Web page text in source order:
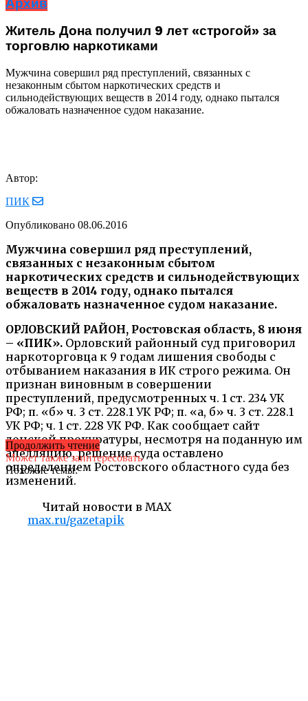
Архив
Житель Дона получил 9 лет «строгой» за
торговлю наркотиками
Мужчина совершил ряд преступлений, связанных с
незаконным сбытом наркотических средств и
сильнодействующих веществ в 2014 году, однако пытался
обжаловать назначенное судом наказание.
Автор:
ПИК
Опубликовано 08.06.2016
Мужчина совершил ряд преступлений,
связанных с незаконным сбытом
наркотических средств и сильнодействующих
веществ в 2014 году, однако пытался
обжаловать назначенное судом наказание.
ОРЛОВСКИЙ РАЙОН, Ростовская область, 8 июня
– «ПИК». Орловский районный суд приговорил
наркоторговца к 9 годам лишения свободы с
отбыванием наказания в ИК строго режима. Он
признан виновным в совершении
преступлений, предусмотренных ч. 1 ст. 234 УК
РФ; п. «б» ч. 3 ст. 228.1 УК РФ; п. «а, б» ч. 3 ст. 228.1
УК РФ; ч. 1 ст. 228 УК РФ. Как сообщает сайт
донской прокуратуры, несмотря на поданную им
апелляцию, решение суда оставлено
определением Ростовского областного суда без
изменений.
Читай новости в MAX
max.ru/gazetapik
Продолжить чтение
Может также заинтересовать
Похожие темы: